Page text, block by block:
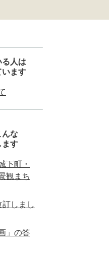
る人は
います
んな
ます
下町・
観まち
しまし
」の答